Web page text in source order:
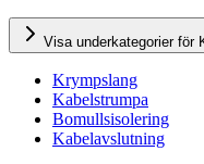
Visa underkategorier för
Krympslang
Kabelstrumpa
Bomullsisolering
Kabelavslutning